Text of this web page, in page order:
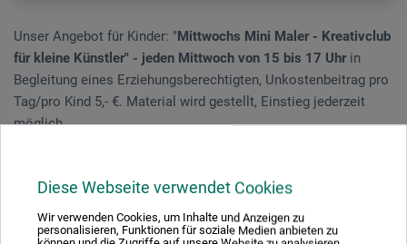
Diese Webseite verwendet Cookies
Wir verwenden Cookies, um Inhalte und Anzeigen zu
personalisieren, Funktionen für soziale Medien anbieten zu
Unser Angebot für Kinder: "Mittwochs Mini Maler - Kreativclub
für kleine Künstler" - jeden Mittwoch von 15 bis 17 Uhrin
Begleitung eines Erziehungsberechtigten, Unkostenbeitrag pro
Tag/pro Kind 5,- €. Material wird gestellt, Einstieg jederzeit
möglich.